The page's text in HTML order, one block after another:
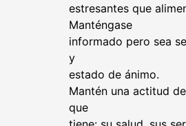
estresantes que
Manténgase
informado pero sea
y
estado de ánimo.
Mantén una actitud
que